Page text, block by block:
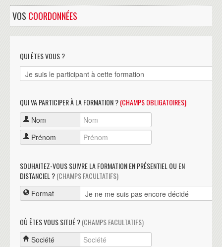
VOS COORDONNÉES
QUI ÊTES VOUS ?
QUI VA PARTICIPER À LA FORMATION ?(CHAMPS OBLIGATOIRES)
Nom
Prénom
SOUHAITEZ-VOUS SUIVRE LA FORMATION EN PRÉSENTIEL OU EN
DISTANCIEL ?(CHAMPS FACULTATIFS)
Format
OÙ ÊTES VOUS SITUÉ ?(CHAMPS FACULTATIFS)
Société